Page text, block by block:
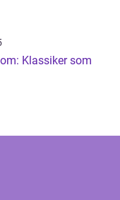
Klassiker som